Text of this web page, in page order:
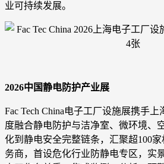
业可持续发展。
2026中国静电防护产业展
Fac Tech China电子工厂设施展携手
度融合静电防护与洁净室、微环境、
化到静电安全完整链条，汇聚超100
务商，首设危化行业防静电专区，实